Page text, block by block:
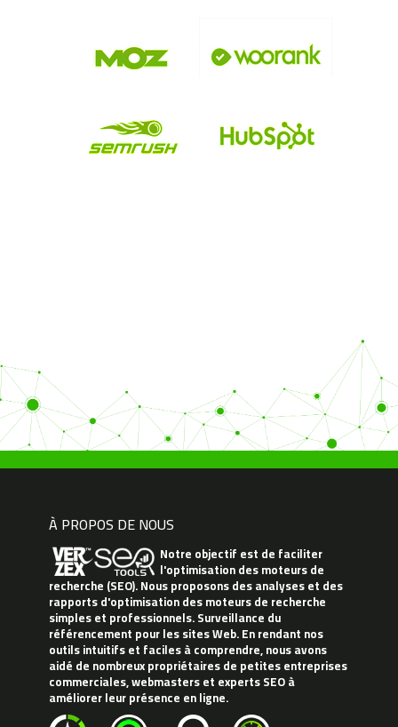
À PROPOS DE NOUS
Notre objectif est de faciliter
l'optimisation des moteurs de
recherche (SEO). Nous proposons des analyses et des
rapports d'optimisation des moteurs de recherche
simples et professionnels. Surveillance du
référencement pour les sites Web. En rendant nos
outils intuitifs et faciles à comprendre, nous avons
aidé de nombreux propriétaires de petites entreprises
commerciales, webmasters et experts SEO à
améliorer leur présence en ligne.